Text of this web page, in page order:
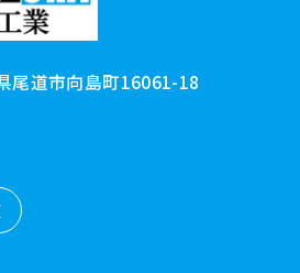
尾道市向島町16061-18